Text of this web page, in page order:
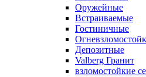
Оружейные
Встраиваемые
Гостиничные
Депозитные
Valberg Гранит
взломостойкие